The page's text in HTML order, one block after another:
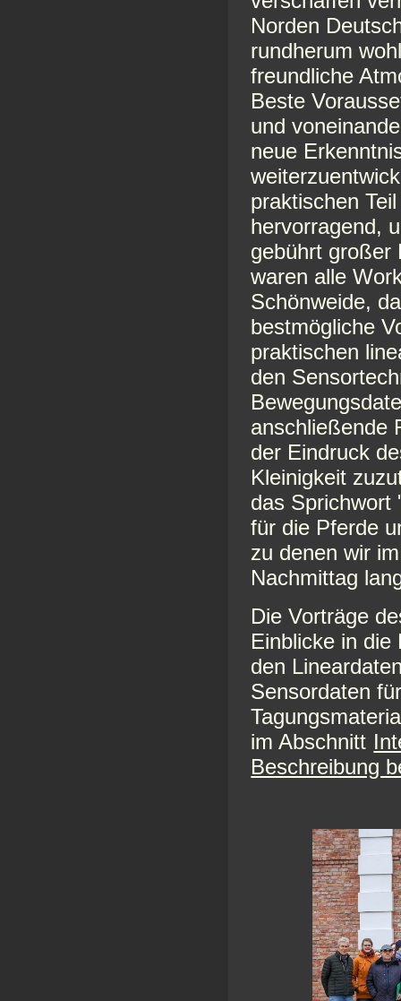
Norden
rundherum
freundliche
Beste
und
neue
praktischen
hervorragend,
gebührt großer
waren alle
Schönweide,
bestmögliche
praktischen
den
anschließende
der Eindruck
Kleinigkeit
das Sprichwort
für die Pferde
zu denen wir
Nachmittag
Die Vorträge
Einblicke in
den
Sensordaten
im Abschnitt
Beschreibung